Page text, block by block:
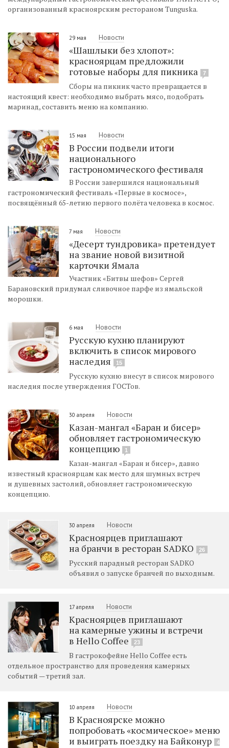
организованный красноярским рестораном Tunguska.
29 мая Новости
«Шашлыки без хлопот»:
красноярцам предложили
готовые наборы для пикника
7
Сборы на пикник часто превращается в
настоящий квест: необходимо выбрать мясо, подобрать
маринад, составить меню на компанию.
15 мая Новости
В России подвели итоги
национального
гастрономического фестиваля
В России завершился национальный
гастрономический фестиваль «Первые в космосе»,
посвящённый 65-летию первого полёта человека в космос.
7 мая Новости
«Десерт тундровика» претендует
на звание новой визитной
карточки Ямала
Участник «Битвы шефов» Сергей
Барановский придумал сливочное парфе из ямальской
морошки.
6 мая Новости
Русскую кухню планируют
включить в список мирового
наследия
15
Русскую кухню внесут в список мирового
наследия после утверждения ГОСТов.
30 апреля Новости
Казан-мангал «Баран и бисер»
обновляет гастрономическую
концепцию
1
Казан-мангал «Баран и бисер», давно
известный красноярцам как место для шумных встреч
и душевных застолий, обновляет гастрономическую
концепцию.
30 апреля Новости
Красноярцев приглашают
на бранчи в ресторан SADKO
26
Русский парадный ресторан SADKO
объявил о запуске бранчей по выходным.
17 апреля Новости
Красноярцев приглашают
на камерные ужины и встречи
в Hello Coffee
23
В гастрокофейне Hello Coffee есть
отдельное пространство для проведения камерных
событий — третий зал.
10 апреля Новости
В Красноярске можно
попробовать «космическое» меню
и выиграть поездку на Байконур
4